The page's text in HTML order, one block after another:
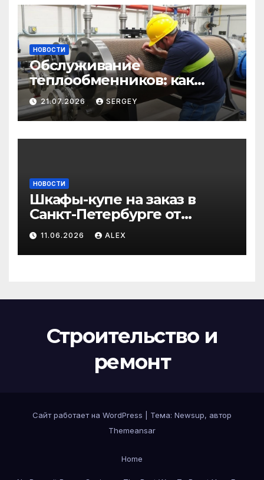
НОВОСТИ
Обслуживание
теплообменников: как
сохранить эффективность
и избежать простоев
21.07.2026 SERGEY
НОВОСТИ
Шкафы-купе на заказ в
Санкт-Петербурге от
производителя по
доступным ценам
11.06.2026 ALEX
Строительство и
ремонт
Сайт работает на WordPress Тема: Newsup, автор
Themeansar
Home